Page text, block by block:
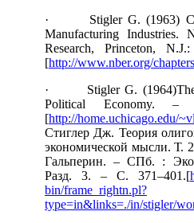
· Stigler G. (1963)
Manufacturing Industries.
Research, Princeton,
[http://www.nber.org/
· Stigler G.
Political Economy.
[http://home.uchicago.edu/
Стиглер Дж. Теория
экономической мысли. Т.
Гальперин. – СПб. :
Разд. 3. – С. 371–401.[
bin/frame_rightn.pl?
type=in&links=./in/stigler/